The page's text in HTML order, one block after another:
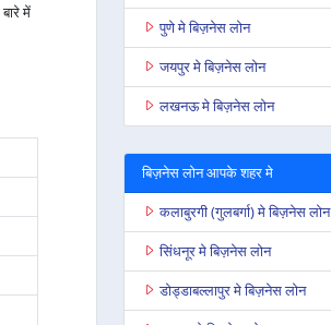
में
पुणे मे बिज़नेस लोन
जयपुर मे बिज़नेस लोन
लखनऊ मे बिज़नेस लोन
बिज़नेस लोन आपके शहर मे
कलाबुरगी (गुलबर्गा) मे बिज़नेस लोन
सिंधनूर मे बिज़नेस लोन
डोड्डाबल्लापुर मे बिज़नेस लोन